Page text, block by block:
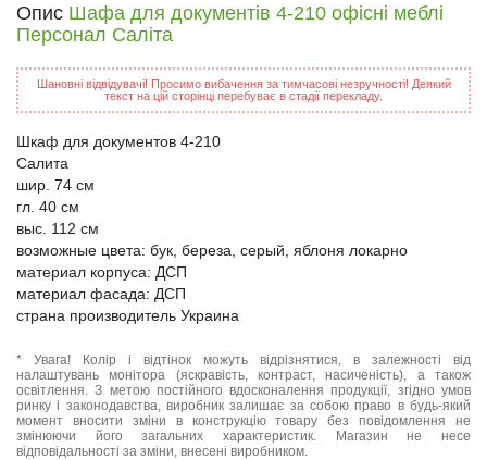
Опис Шафа для документів 4-210 офісні меблі
Персонал Саліта
Шановні відвідувачі! Просимо вибачення за тимчасові незручності! Деякий
текст на цій сторінці перебуває в стадії перекладу.
Шкаф для документов 4-210
Салита
шир. 74 см
гл. 40 см
выс. 112 см
возможные цвета: бук, береза, серый, яблоня локарно
материал корпуса: ДСП
материал фасада: ДСП
страна производитель Украина
* Увага! Колір і відтінок можуть відрізнятися, в залежності від
налаштувань монітора (яскравість, контраст, насиченість), а також
освітлення. З метою постійного вдосконалення продукції, згідно умов
ринку і законодавства, виробник залишає за собою право в будь-який
момент вносити зміни в конструкцію товару без повідомлення не
змінюючи його загальних характеристик. Магазин не несе
відповідальності за зміни, внесені виробником.